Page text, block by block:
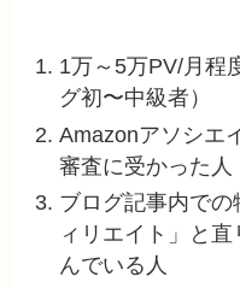
1万～5万PV/月程
グ初〜中級者）
Amazonアソシエ
審査に受かった人
ブログ記事内で
ィリエイト」と
んでいる人